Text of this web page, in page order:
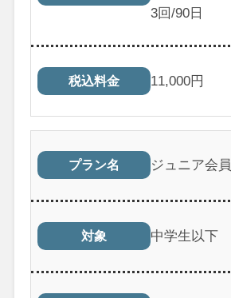
3回/90日
税込料金 11,000円
プラン名 ジュニア会員
対象 中学生以下